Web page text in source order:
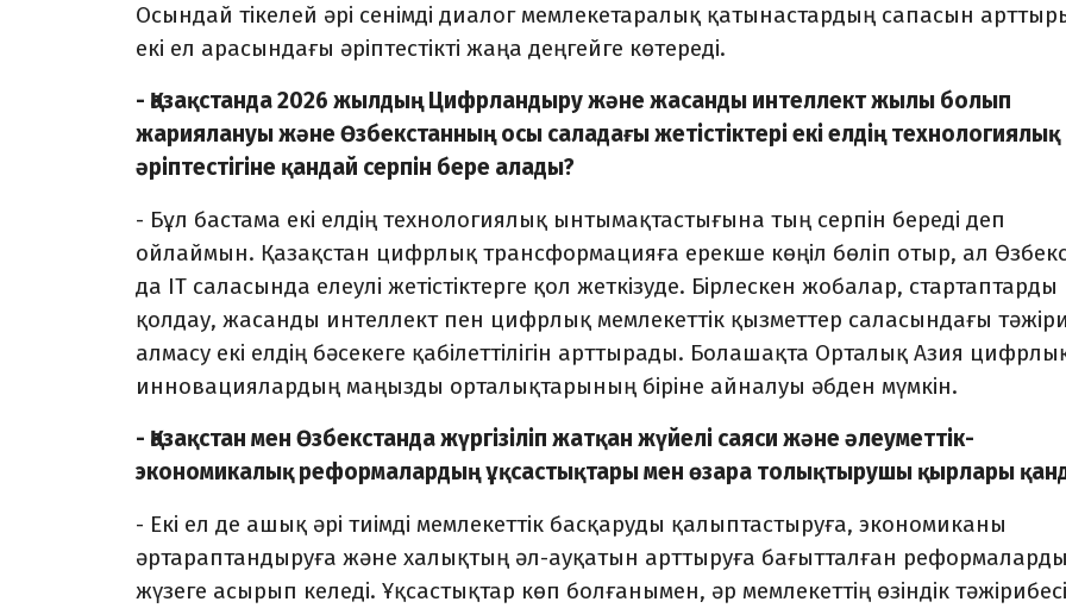
Осындай тікелей әрі сенімді диалог мемлекетаралық қатынастардың сапасын
екі ел арасындағы әріптестікті жаңа деңгейге көтереді.
- Қазақстанда 2026 жылдың Цифрландыру және жасанды интеллект жылы болып
жариялануы және Өзбекстанның осы саладағы жетістіктері екі елдің технологиялық
әріптестігіне қандай серпін бере алады?
- Бұл бастама екі елдің технологиялық ынтымақтастығына тың серпін береді деп
ойлаймын. Қазақстан цифрлық трансформацияға ерекше көңіл бөліп отыр, ал
да IT саласында елеулі жетістіктерге қол жеткізуде. Бірлескен жобалар, стартаптарды
қолдау, жасанды интеллект пен цифрлық мемлекеттік қызметтер саласындағы
алмасу екі елдің бәсекеге қабілеттілігін арттырады. Болашақта Орталық Азия
инновациялардың маңызды орталықтарының біріне айналуы әбден мүмкін.
- Қазақстан мен Өзбекстанда жүргізіліп жатқан жүйелі саяси және әлеуметтік-
экономикалық реформалардың ұқсастықтары мен өзара толықтырушы қырлары
- Екі ел де ашық әрі тиімді мемлекеттік басқаруды қалыптастыруға, экономиканы
әртараптандыруға және халықтың әл-ауқатын арттыруға бағытталған реформаларды
жүзеге асырып келеді. Ұқсастықтар көп болғанымен, әр мемлекеттің өзіндік